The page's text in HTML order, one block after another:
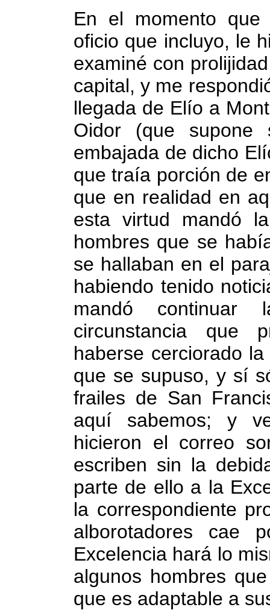
En el momento
oficio que incluyo, le
examiné con
capital, y me
llegada de Elío a
Oidor (que
embajada de dicho
que traía porción de
que en realidad en
esta virtud mandó
hombres que se
se hallaban en el
habiendo tenido
mandó
circunstancia que
haberse cerciorado
que se supuso, y sí
frailes de San
aquí sabemos; y
hicieron el correo
escriben sin la
parte de ello a la
la correspondiente
alborotadores cae
Excelencia hará lo
algunos hombres
que es adaptable a